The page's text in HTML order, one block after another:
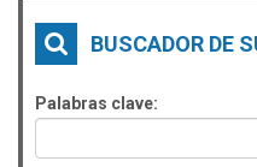
BUSCADOR DE
Palabras clave: